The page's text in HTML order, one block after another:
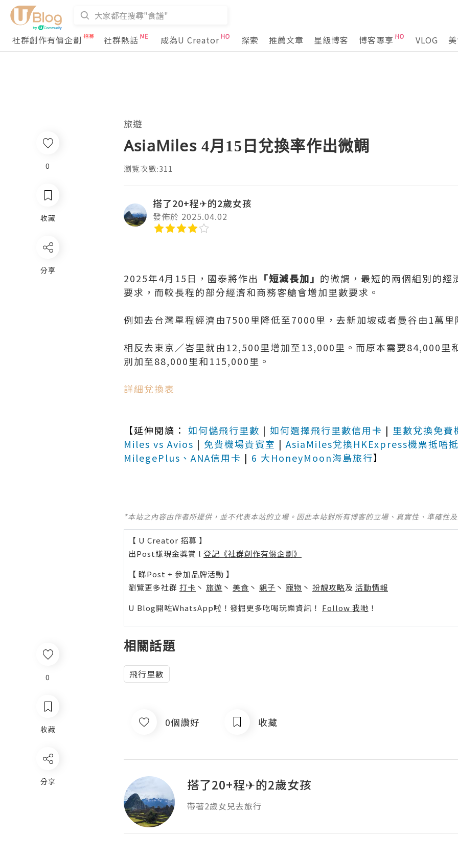
社群創作有價企劃 社群熱話 成為U Creator 探索 推薦文章 星級博客 博客專享 VLOG
0
收藏
分享
旅遊
AsiaMiles 4月15日兌換率作出微調
瀏覽次數:311
搭了20+程✈的2歲女孩
發佈於 2025.04.02
2025年4月15日，國泰將作出 「短減長加」 的微調，最短的兩個組別的經
要求，而較長程的部分經濟和商務客艙會增加里數要求。
例如去台灣單程經濟由7500里降低至7000里，去新加坡或者曼谷由1萬
相反去東京／峇里就由12,500里增加至13,000里。而原本需要84,000里
別加至88,000里和115,000里。
詳細兌換表
【延伸閱讀： 如何儲飛行里數 | 如何選擇飛行里數信用卡 | 里數兌換免費
Miles vs Avios | 免費機場貴賓室 | AsiaMiles兌換HKExpress機票抵唔
MilegePlus、ANA信用卡 | 6 大HoneyMoon海島旅行】
*本站之內容由作者所提供，並不代表本站的立場。因此本站對所有博客的立場、真實性、準確性
【 U Creator 招募 】
出Post賺現金獎賞 l 登記《社群創作有價企劃》
【 睇Post + 參加品牌活動 】
瀏覽更多社群 打卡 丶 旅遊 丶 美食 丶 親子 丶 寵物 丶 扮靚攻略及 活動情報
U Blog開咗WhatsApp啦！發掘更多吃喝玩樂資訊！ Follow 我哋 ！
相關話題
飛行里數
0個讚好 收藏
搭了20+程✈的2歲女孩
帶著2歲女兒去旅行
0
收藏
分享